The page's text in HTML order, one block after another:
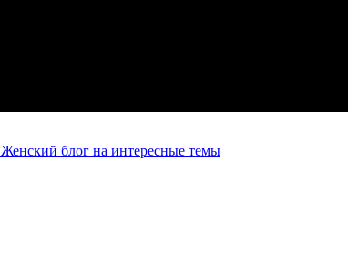
Женский блог на интересные темы